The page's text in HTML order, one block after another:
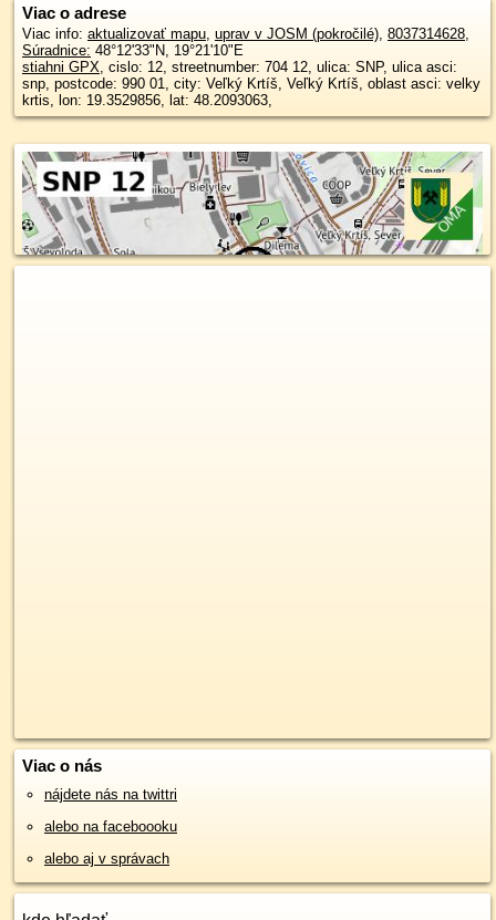
Viac o adrese
Viac info: aktualizovať mapu, uprav v JOSM (pokročilé), 8037314628,
Súradnice: 48°12'33"N, 19°21'10"E
stiahni GPX, cislo: 12, streetnumber: 704 12, ulica: SNP, ulica asci:
snp, postcode: 990 01, city: Veľký Krtíš, Veľký Krtíš, oblast asci: velky
krtis, lon: 19.3529856, lat: 48.2093063,
Viac o nás
nájdete nás na twittri
alebo na faceboooku
alebo aj v správach